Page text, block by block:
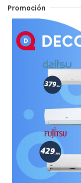
Promoción